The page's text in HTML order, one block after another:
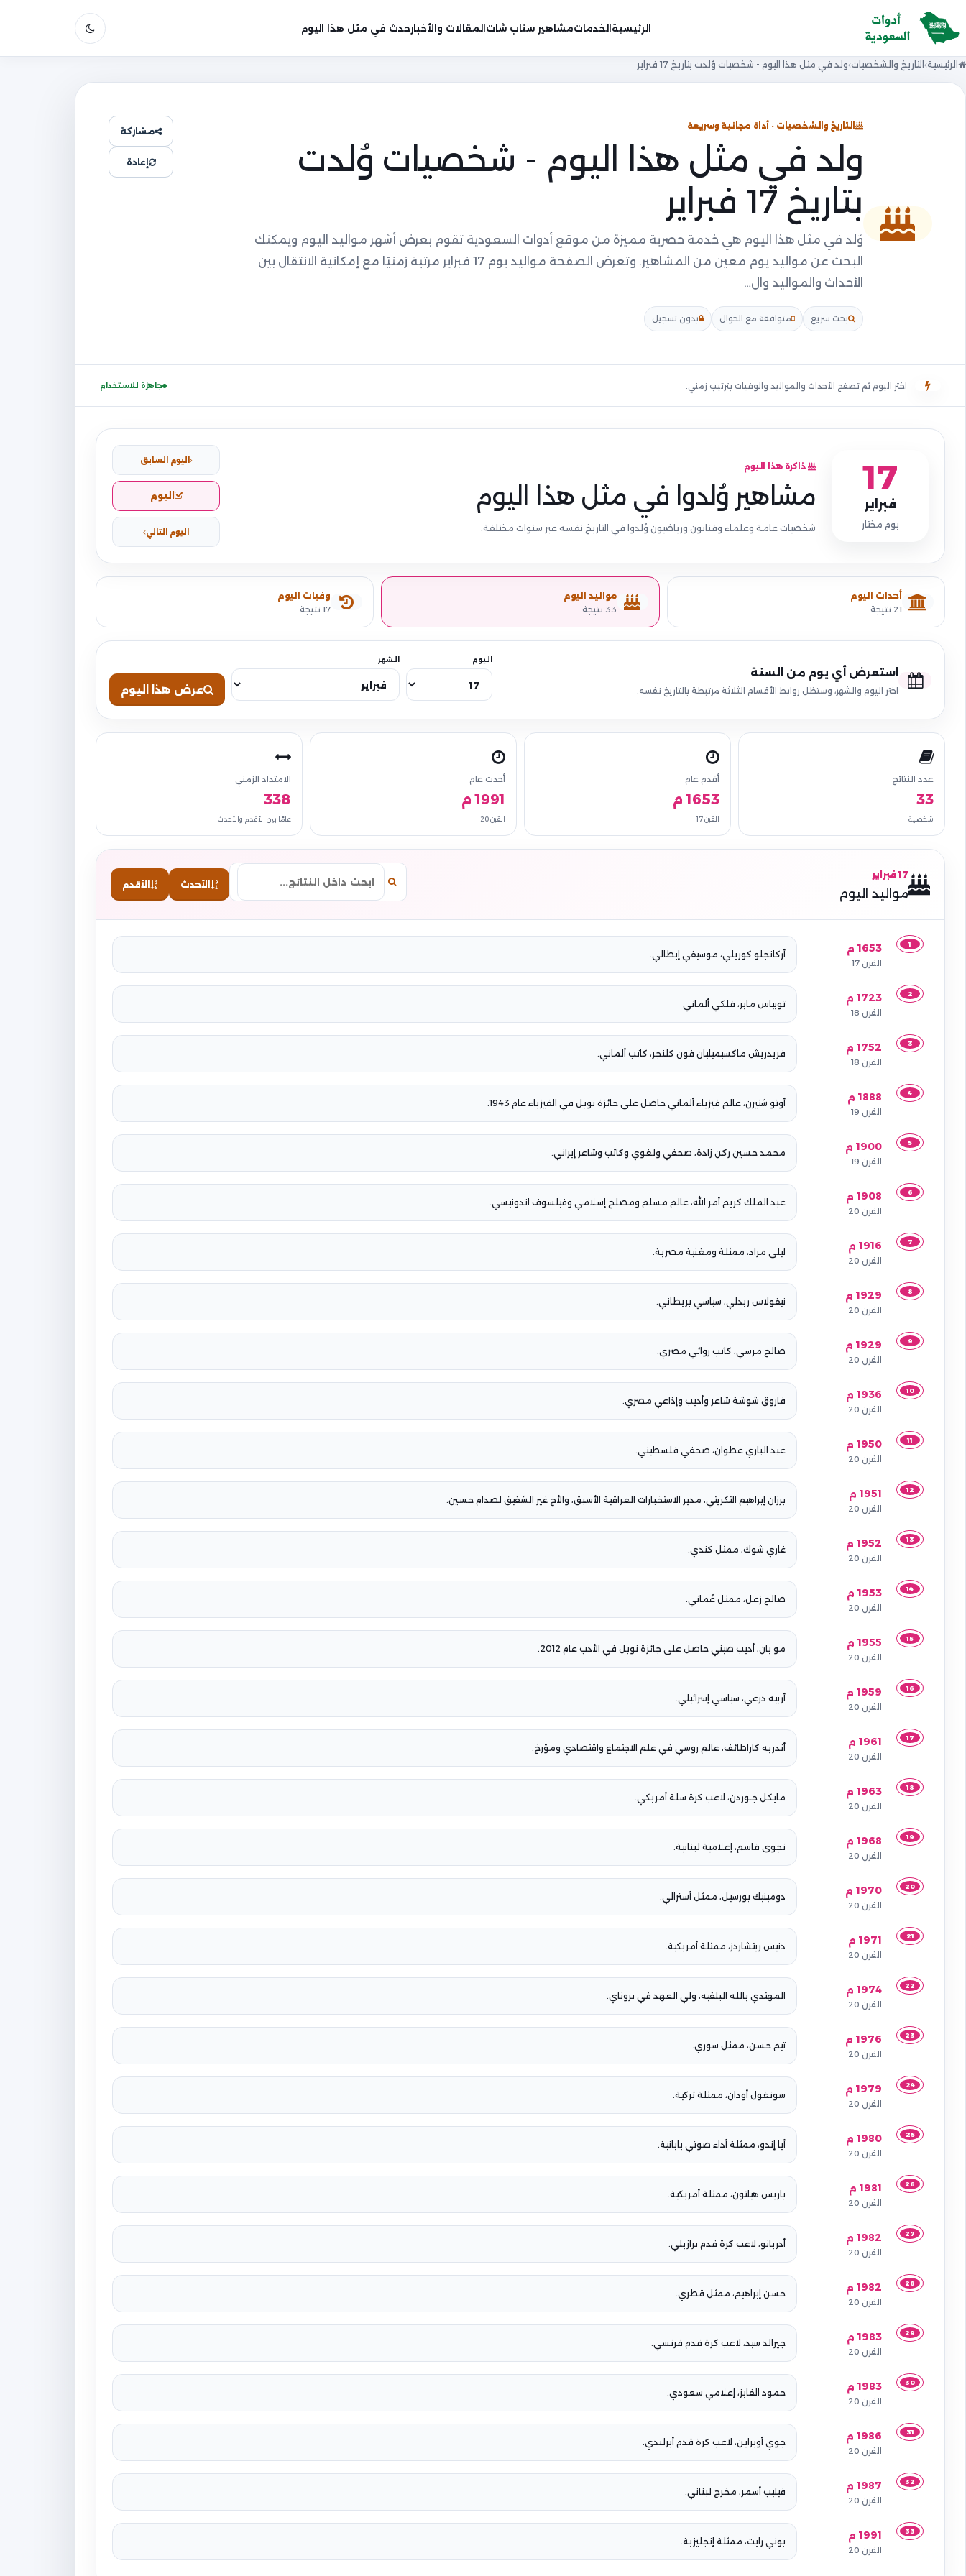
الرئيسية الخدماتمشاهير سناب شات المقالات والأخبارحدث في مثل هذا اليوم
الرئيسية التاريخ والشخصيات ولد في مثل هذا اليوم - شخصيات وُلدت بتاريخ 17 فبراير
التاريخ والشخصيات · أداة مجانية وسريعة
ولد في مثل هذا اليوم - شخصيات وُلدت
بتاريخ 17 فبراير
وُلد في مثل هذا اليوم هي خدمة حصرية مميزة من موقع أدوات السعودية تقوم بعرض أشهر مواليد اليوم ويمكنك
البحث عن مواليد يوم معين من المشاهير. وتعرض الصفحة مواليد يوم 17 فبراير مرتبة زمنيًا مع إمكانية الانتقال بين
الأحداث والمواليد وال…
بحث سريع متوافقة مع الجوال بدون تسجيل
مشاركة
إعادة
اختر اليوم ثم تصفح الأحداث والمواليد والوفيات بترتيب زمني. جاهزة للاستخدام
17
فبراير
يوم مختار
ذاكرة هذا اليوم
مشاهير وُلدوا في مثل هذا اليوم
شخصيات عامة وعلماء وفنانون ورياضيون وُلدوا في التاريخ نفسه عبر سنوات مختلفة.
اليوم السابق
اليوم
اليوم التالي
أحداث اليوم
21 نتيجة
مواليد اليوم
33 نتيجة
وفيات اليوم
17 نتيجة
استعرض أي يوم من السنة
اختر اليوم والشهر، وستظل روابط الأقسام الثلاثة مرتبطة بالتاريخ نفسه.
اليوم الشهر
عرض هذا اليوم
عدد النتائج
33
شخصية
أقدم عام
1653 م
القرن 17
أحدث عام
1991 م
القرن 20
الامتداد الزمني
338
عامًا بين الأقدم والأحدث
17 فبراير
مواليد اليوم
الأحدث الأقدم
1 1653 م
القرن 17
أركانجلو كوريلي، موسيقي إيطالي.
2 1723 م
القرن 18
توبياس ماير، فلكي ألماني
3 1752 م
القرن 18
فريدريش ماكسيميليان فون كلنجر، كاتب ألماني.
4 1888 م
القرن 19
أوتو شتيرن، عالم فيزياء ألماني حاصل على جائزة نوبل في الفيزياء عام 1943.
5 1900 م
القرن 19
محمد حسين ركن زادة، صحفي ولغوي وكاتب وشاعر إيراني.
6 1908 م
القرن 20
عبد الملك كريم أمر الله، عالم مسلم ومصلح إسلامي وفيلسوف اندونيسي.
7 1916 م
القرن 20
ليلى مراد، ممثلة ومغنية مصرية.
8 1929 م
القرن 20
نيقولاس ريدلي، سياسي بريطاني.
9 1929 م
القرن 20
صالح مرسي، كاتب روائي مصري.
10 1936 م
القرن 20
فاروق شوشة شاعر وأديب وإذاعي مصري.
11 1950 م
القرن 20
عبد الباري عطوان، صحفي فلسطيني.
12 1951 م
القرن 20
برزان إبراهيم التكريتي، مدير الاستخبارات العراقية الأسبق، والأخ غير الشقيق لصدام حسين.
13 1952 م
القرن 20
غاري شوك، ممثل كندي.
14 1953 م
القرن 20
صالح زعل، ممثل عُماني.
15 1955 م
القرن 20
مو يان، أديب صيني حاصل على جائزة نوبل في الأدب عام 2012.
16 1959 م
القرن 20
أرييه درعي، سياسي إسرائيلي.
17 1961 م
القرن 20
أندريه كاراطائف، عالم روسي في علم الاجتماع واقتصادي ومؤرخ.
18 1963 م
القرن 20
مايكل جـوردن، لاعب كرة سلة أمريكي.
19 1968 م
القرن 20
نجوى قاسم، إعلامية لبنانية.
20 1970 م
القرن 20
دومينيك بورسيل، ممثل أسترالي.
21 1971 م
القرن 20
دنيس ريتشاردز، ممثلة أمريكية.
22 1974 م
القرن 20
المهتدي بالله البلقيه، ولي العهد في بروناي.
23 1976 م
القرن 20
تيم حسن، ممثل سوري.
24 1979 م
القرن 20
سونغول أودان، ممثلة تركية.
25 1980 م
القرن 20
أيا إندو، ممثلة أداء صوتي يابانية.
26 1981 م
القرن 20
باريس هيلتون، ممثلة أمريكية.
27 1982 م
القرن 20
أدريانو، لاعب كرة قدم برازيلي.
28 1982 م
القرن 20
حسن إبراهيم، ممثل قطري.
29 1983 م
القرن 20
جيرالد سيد، لاعب كرة قدم فرنسي.
30 1983 م
القرن 20
حمود الفايز، إعلامي سعودي.
31 1986 م
القرن 20
جوي أوبراين، لاعب كرة قدم أيرلندي.
32 1987 م
القرن 20
فيليب أسمر، مخرج لبناني.
33 1991 م
القرن 20
بوني رايت، ممثلة إنجليزية.